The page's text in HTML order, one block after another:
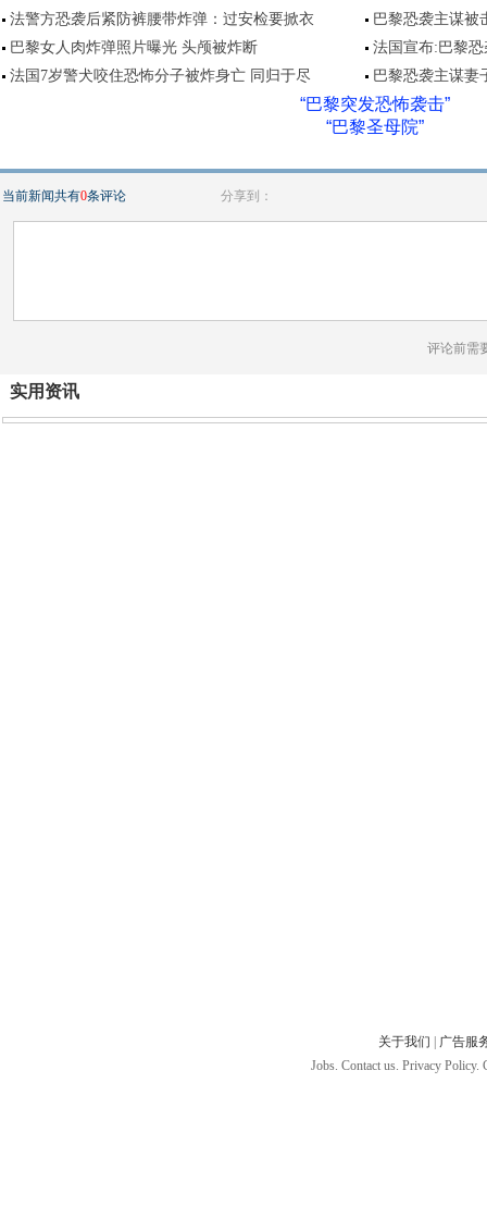
法警方恐袭后紧防裤腰带炸弹：过安检要掀衣
巴黎恐袭主谋被
巴黎女人肉炸弹照片曝光 头颅被炸断
法国宣布:巴黎
法国7岁警犬咬住恐怖分子被炸身亡 同归于尽
巴黎恐袭主谋妻
“巴黎突发恐怖袭击”
“巴黎圣母院”
当前新闻共有0条评论 分享到：
评论前需
实用资讯
关于我们
广告服
Jobs. Contact us. Privacy